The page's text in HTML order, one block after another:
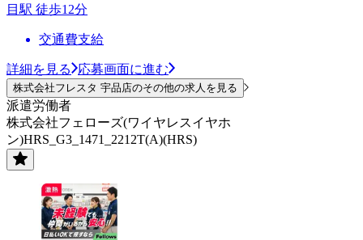
目駅 徒歩12分
交通費支給
詳細を見る 応募画面に進む
株式会社フレスタ 宇品店のその他の求人を見る
派遣労働者
株式会社フェローズ(ワイヤレスイヤホ
ン)HRS_G3_1471_2212T(A)(HRS)